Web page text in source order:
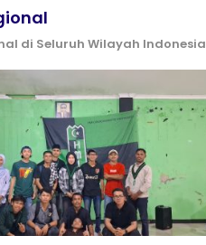
di Seluruh Wilayah Indonesia